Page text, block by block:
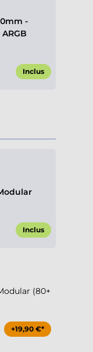
-
Inclus
Inclus
(80+
+19,90 €*